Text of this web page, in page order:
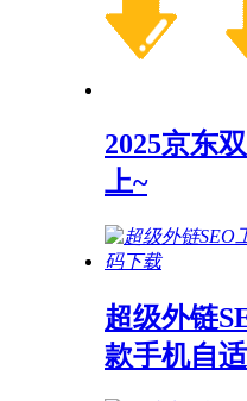
2025京东
上~
超级外链
款手机自